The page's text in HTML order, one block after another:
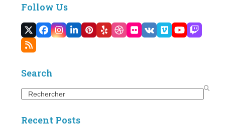
Follow Us
Twitter
(deprecated)
Facebook
Instagram
LinkedIn
Pinterest
YelpDribbble
Flickr
VKVimeoYouTube
RSS
Search
Search
Recent Posts